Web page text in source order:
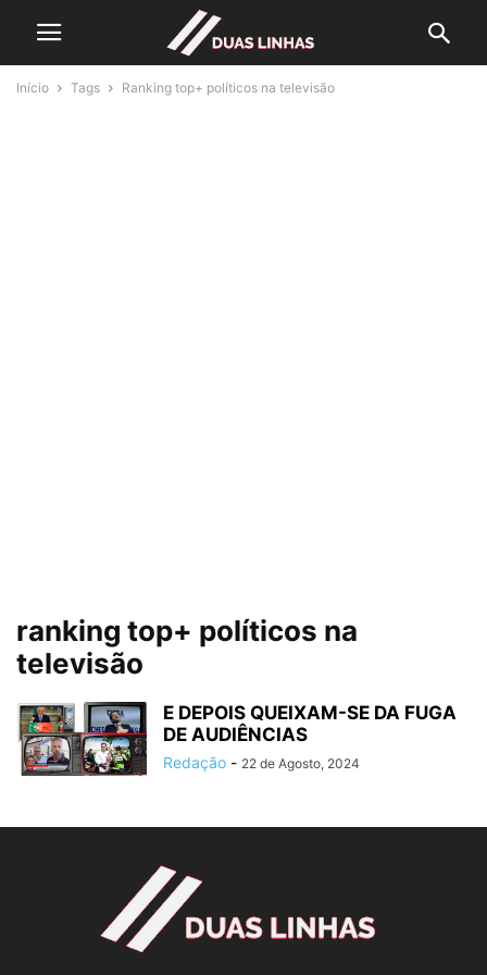
Início Tags Ranking top+ políticos na televisão
ranking top+ políticos na
televisão
E DEPOIS QUEIXAM-SE DA FUGA
DE AUDIÊNCIAS
Redação - 22 de Agosto, 2024